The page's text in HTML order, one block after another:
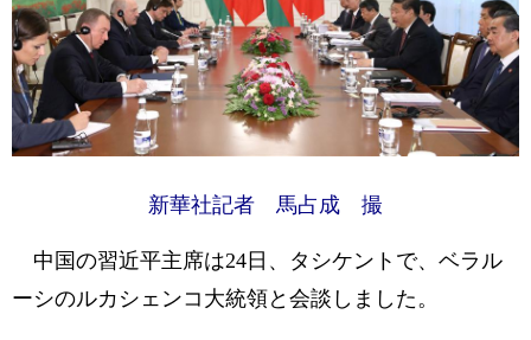
新華社記者 馬占成 撮
中国の習近平主席は24日、タシケントで、ベラル
ーシのルカシェンコ大統領と会談しました。